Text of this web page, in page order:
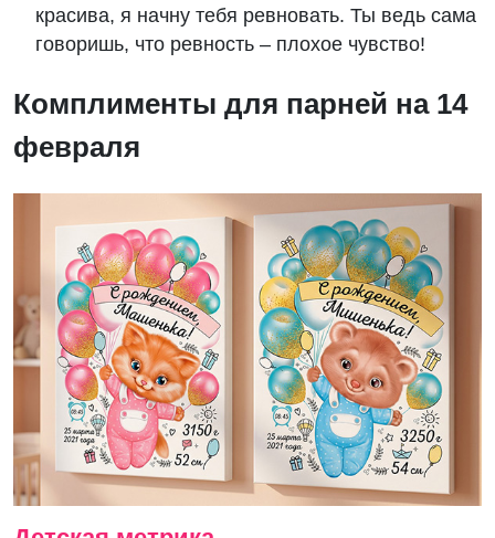
красива, я начну тебя ревновать. Ты ведь сама
говоришь, что ревность – плохое чувство!
Комплименты для парней на 14
февраля